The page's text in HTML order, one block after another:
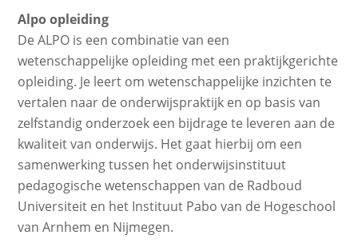
Alpo opleiding
De ALPO is een combinatie van een
wetenschappelijke opleiding met een praktijkgerichte
opleiding. Je leert om wetenschappelijke inzichten te
vertalen naar de onderwijspraktijk en op basis van
zelfstandig onderzoek een bijdrage te leveren aan de
kwaliteit van onderwijs. Het gaat hierbij om een
samenwerking tussen het onderwijsinstituut
pedagogische wetenschappen van de Radboud
Universiteit en het Instituut Pabo van de Hogeschool
van Arnhem en Nijmegen.